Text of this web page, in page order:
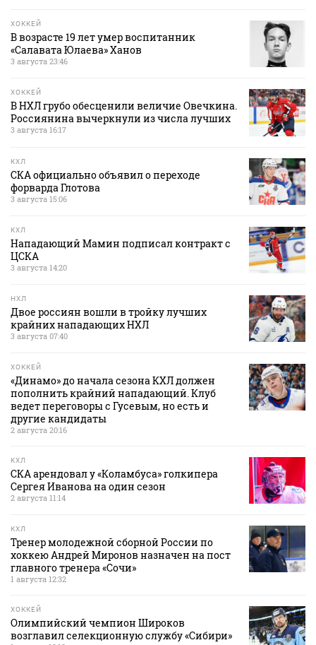
ХОККЕЙ
В возрасте 19 лет умер воспитанник
«Салавата Юлаева» Ханов
3 августа 23:46
ХОККЕЙ
В НХЛ грубо обесценили величие Овечкина.
Россиянина вычеркнули из числа лучших
3 августа 16:17
КХЛ
СКА официально объявил о переходе
форварда Глотова
3 августа 15:06
КХЛ
Нападающий Мамин подписал контракт с
ЦСКА
3 августа 14:20
НХЛ
Двое россиян вошли в тройку лучших
крайних нападающих НХЛ
3 августа 07:40
ХОККЕЙ
«Динамо» до начала сезона КХЛ должен
пополнить крайний нападающий. Клуб
ведет переговоры с Гусевым, но есть и
другие кандидаты
2 августа 20:16
КХЛ
СКА арендовал у «Коламбуса» голкипера
Сергея Иванова на один сезон
2 августа 11:14
КХЛ
Тренер молодежной сборной России по
хоккею Андрей Миронов назначен на пост
главного тренера «Сочи»
1 августа 12:32
ХОККЕЙ
Олимпийский чемпион Широков
возглавил селекционную службу «Сибири»